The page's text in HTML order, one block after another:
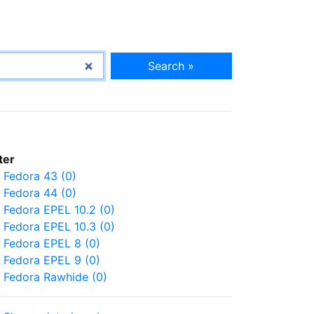
Search »
Fedora 43 (0)
Fedora 44 (0)
Fedora EPEL 10.2 (0)
Fedora EPEL 10.3 (0)
Fedora EPEL 8 (0)
Fedora EPEL 9 (0)
Fedora Rawhide (0)